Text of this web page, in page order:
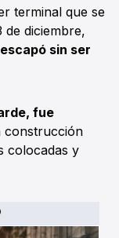
terminal que se
de diciembre,
escapó sin ser
fue
construcción
colocadas y